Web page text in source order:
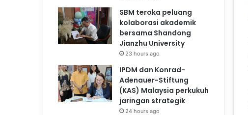
SBM teroka peluang
kolaborasi akademik
bersama Shandong
Jianzhu University
23 hours ago
IPDM dan Konrad-
Adenauer-Stiftung
(KAS) Malaysia perkukuh
jaringan strategik
24 hours ago